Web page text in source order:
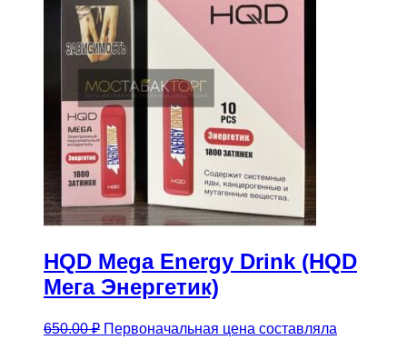
HQD Mega Energy Drink (HQD
Мега Энергетик)
650.00₽ Первоначальная цена составляла